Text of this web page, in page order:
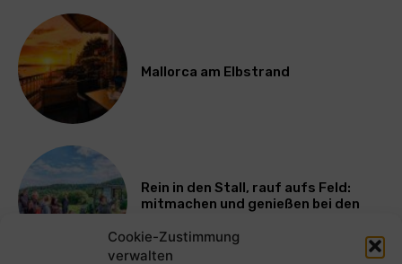
Cookie-Zustimmung
verwalten
Mallorca am Elbstrand
Rein in den Stall, rauf aufs Feld:
mitmachen und genießen bei den